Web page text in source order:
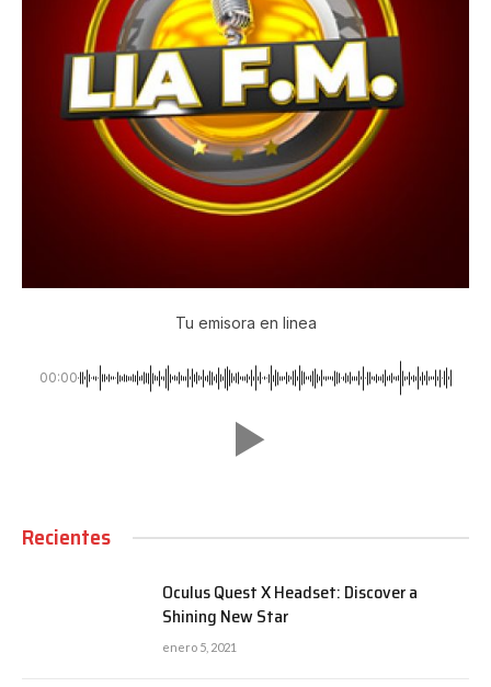
Tu emisora en linea
00:00
Recientes
Oculus Quest X Headset: Discover a
Shining New Star
enero 5, 2021